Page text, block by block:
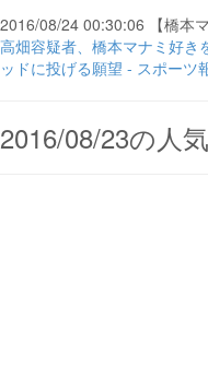
2016/08/24 00:30:06 【橋本マ
高畑容疑者、橋本マナミ好
ッドに投げる願望 - スポーツ
2016/08/23の人